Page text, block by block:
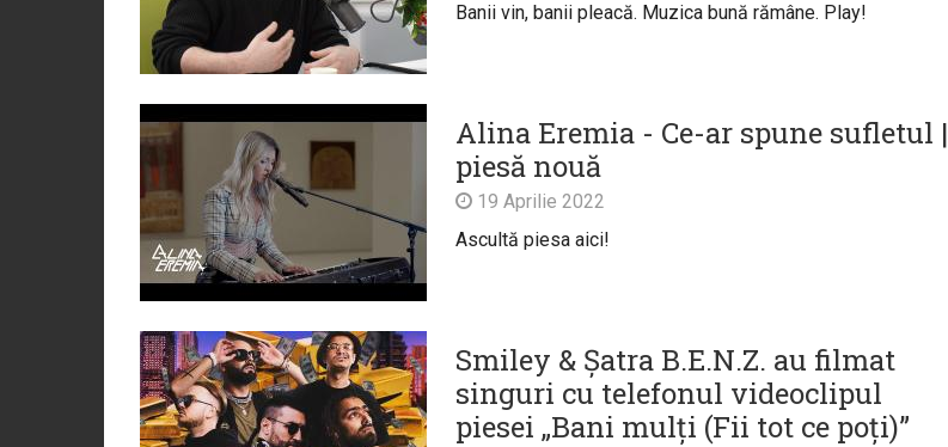
Banii vin, banii pleacă. Muzica bună rămâne. Play!
Alina Eremia - Ce-ar spune sufletul |
piesă nouă
19 Aprilie 2022
Ascultă piesa aici!
Smiley & Șatra B.E.N.Z. au filmat
singuri cu telefonul videoclipul
piesei „Bani mulți (Fii tot ce poți)”